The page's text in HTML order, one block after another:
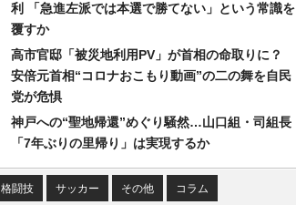
利 「急進左派では本選で勝てない」という常識を
覆すか
高市官邸「被災地利用PV」が首相の命取りに？
安倍元首相“コロナおこもり動画”の二の舞を自民
党が危惧
神戸への“聖地帰還”めぐり騒然…山口組・司組長
「7年ぶりの里帰り」は実現するか
格闘技 サッカー その他 コラム